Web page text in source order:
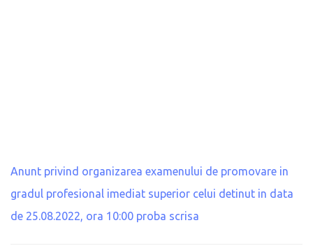
Anunt privind organizarea examenului de promovare in
gradul profesional imediat superior celui detinut in data
de 25.08.2022, ora 10:00 proba scrisa